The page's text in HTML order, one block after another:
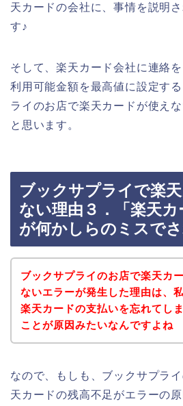
天カードの会社に、事情を説明
す♪
そして、楽天カード会社に連絡
利用可能金額を最高値に設定す
ライのお店で楽天カードが使え
と思います。
ブックサプライで楽
ない理由３．「楽天
が何かしらのミスでさ
ブックサプライのお店で楽天カ
ないエラーが発生した理由は、
楽天カードの支払いを忘れてし
ことが原因みたいなんですよね
なので、もしも、ブックサプラ
天カードの残高不足がエラーの